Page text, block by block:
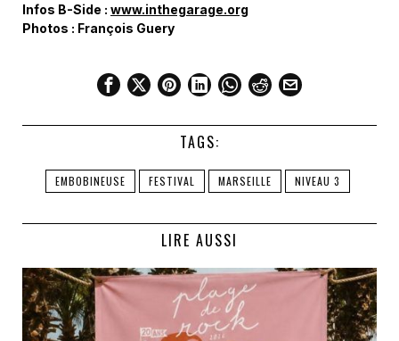
Infos B-Side : www.inthegarage.org
Photos : François Guery
TAGS:
EMBOBINEUSE FESTIVAL MARSEILLE NIVEAU 3
LIRE AUSSI